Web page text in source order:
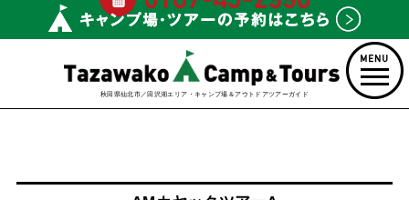
秋田県仙北市／田沢湖エリア・キャンプ場＆アウトドアツアーガイド